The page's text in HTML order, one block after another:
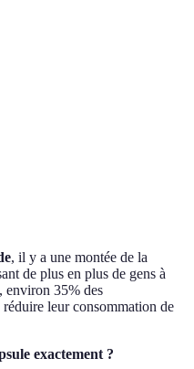
, il y a une montée de la
de plus en plus de gens à
environ 35% des
leur consommation de
exactement ?